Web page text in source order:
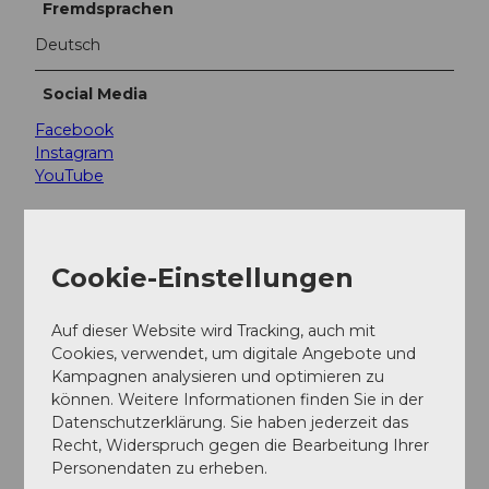
Fremdsprachen
Deutsch
Social Media
Facebook
Instagram
YouTube
CC-
NC-
NDGalgenfrist in Luzern – pur und ohne
Zensur
Führung
Cookie-Einstellungen
Auf dieser Website wird Tracking, auch mit
Cookies, verwendet, um digitale Angebote und
Kampagnen analysieren und optimieren zu
können. Weitere Informationen finden Sie in der
Datenschutzerklärung. Sie haben jederzeit das
Recht, Widerspruch gegen die Bearbeitung Ihrer
Personendaten zu erheben.